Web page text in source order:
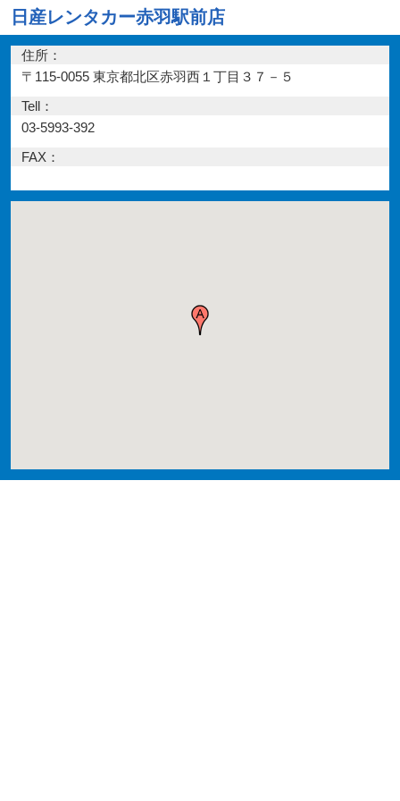
日産レンタカー赤羽駅前店
住所：
〒115-0055 東京都北区赤羽西１丁目３７－５
Tell：
03-5993-392
FAX：